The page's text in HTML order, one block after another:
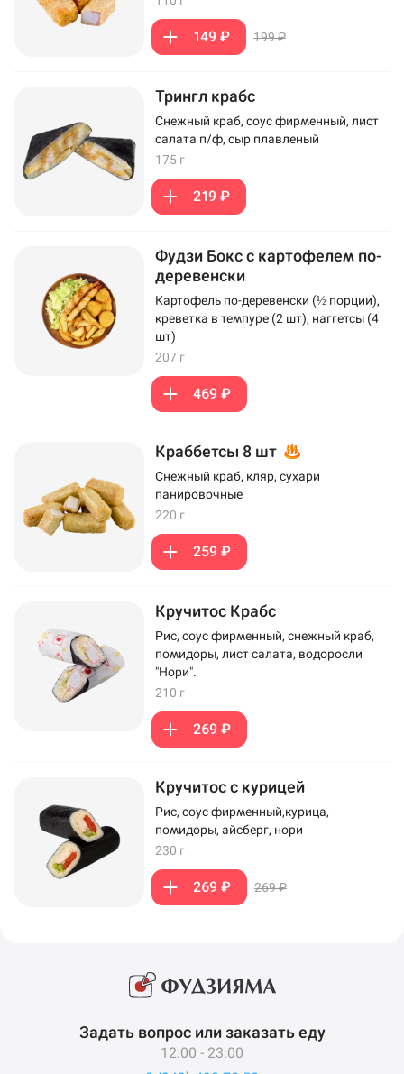
149 ₽ 199 ₽
Трингл крабс
Снежный краб, соус фирменный, лист
салата п/ф, сыр плавленый
175 г
219 ₽
Фудзи Бокс с картофелем по-
деревенски
Картофель по-деревенски (½ порции),
креветка в темпуре (2 шт), наггетсы (4
шт)
207 г
469 ₽
Краббетсы 8 шт
Снежный краб, кляр, сухари
панировочные
220 г
259 ₽
Кручитос Крабс
Рис, соус фирменный, снежный краб,
помидоры, лист салата, водоросли
"Нори".
210 г
269 ₽
Кручитос с курицей
Рис, соус фирменный,курица,
помидоры, айсберг, нори
230 г
269 ₽ 269 ₽
Задать вопрос или заказать еду
12:00 - 23:00